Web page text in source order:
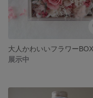
大人かわいいフラワーBOX
展示中